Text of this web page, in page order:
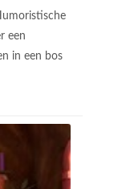
een
in een bos